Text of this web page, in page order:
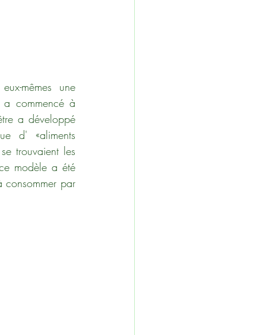
mêmes une
a commencé à
a développé
d' «aliments
trouvaient les
modèle a été
consommer par